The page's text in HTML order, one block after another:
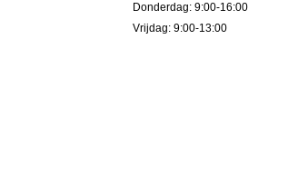
Donderdag: 9:00-16:00
Vrijdag: 9:00-13:00